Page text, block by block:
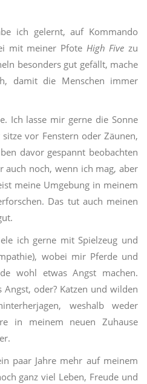
ich gelernt, auf Kommando
mit meiner Pfote High Five zu
besonders gut gefällt, mache
damit die Menschen immer
Ich lasse mir gerne die Sonne
vor Fenstern oder Zäunen,
davor gespannt beobachten
auch noch, wenn ich mag, aber
meine Umgebung in meinem
Das tut auch meinen
ich gerne mit Spielzeug und
wobei mir Pferde und
wohl etwas Angst machen.
oder? Katzen und wilden
weshalb weder
in meinem neuen Zuhause
paar Jahre mehr auf meinem
ganz viel Leben, Freude und